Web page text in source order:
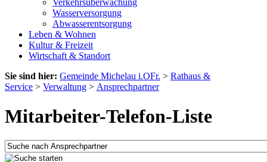
Verkehrsüberwachung
Wasserversorgung
Abwasserentsorgung
Leben & Wohnen
Kultur & Freizeit
Wirtschaft & Standort
Sie sind hier: Gemeinde Michelau i.OFr. > Rathaus &
Service > Verwaltung > Ansprechpartner
Mitarbeiter-Telefon-Liste